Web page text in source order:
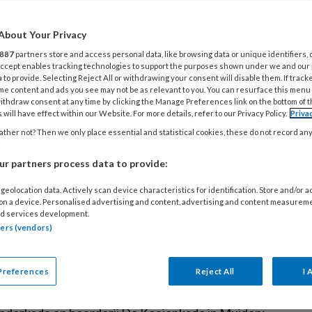
magazine nr. 3, 2023
2023
meinummer van Kinderopvang besteedt
aan de nieuwe CAO Kinderopvang. Wat
branchepartijen BK en BMK hebben na maanden
eindelijk een gedeeltelijk akkoord
salaris voor je en wat wordt er gedaan aan de
werkdruk en personeelstekorten? Daarnaast
originele, inspirerende en leerzame
in de kinderopvang in beeld
Your Privacy
887 partners store and access personal data, like browsing data or unique identifiers,
enables tracking technologies to support the purposes shown under we and
to provide. Selecting Reject All or withdrawing your consent will disable them. If
content and ads you see may not be as relevant to you. You can resurface this
consent at any time by clicking the Manage Preferences link on the bottom of
will have effect within our Website. For more details, refer to our Privacy Policy.
not? Then we only place essential and statistical cookies, these do not record
partners process data to provide:
data. Actively scan device characteristics for identification. Store and/or
a device. Personalised advertising and content, advertising and content
services development.
(vendors)
Reject All I